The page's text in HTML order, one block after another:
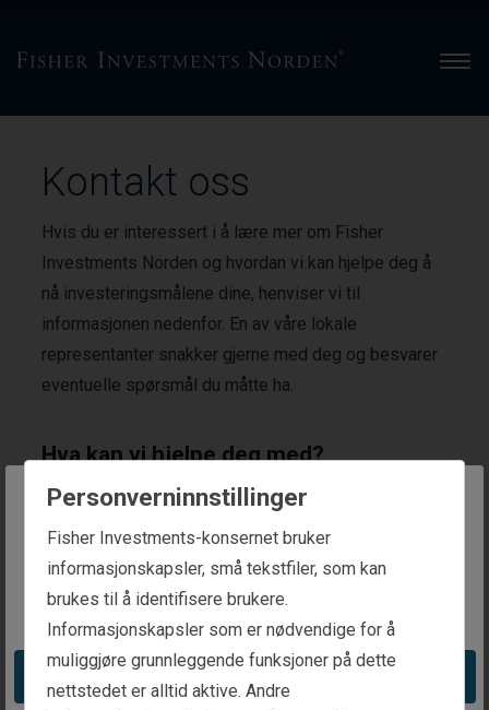
The website you are trying to reach is
intended for investors in Norway
You appear to be in the United States
Take me to the United States website
Kontakt oss
Hvis du er interessert i å lære mer om Fisher
Investments Norden og hvordan vi kan hjelpe deg å
nå investeringsmålene dine, henviser vi til
informasjonen nedenfor. En av våre lokale
representanter snakker gjerne med deg og besvarer
eventuelle spørsmål du måtte ha.
Hva kan vi hjelpe deg med?
Få de relevante kontaktopplysningene.
Generell informasjon
Personlig formuesforvaltning
Institusjonell investering
Personverninnstillinger
Fisher Investments-konsernet bruker
informasjonskapsler, små tekstfiler, som kan
brukes til å identifisere brukere.
Informasjonskapsler som er nødvendige for å
muliggjøre grunnleggende funksjoner på dette
nettstedet er alltid aktive. Andre